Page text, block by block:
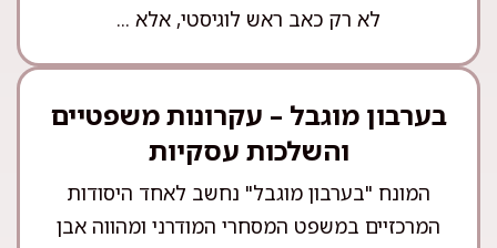
לא רק כאב ראש לוגיסטי, אלא ...
בערבון מוגבל – עקרונות משפטיים
והשלכות עסקיות
המונח "בערבון מוגבל" נחשב לאחד היסודות
המרכזיים במשפט המסחרי המודרני ומהווה אבן